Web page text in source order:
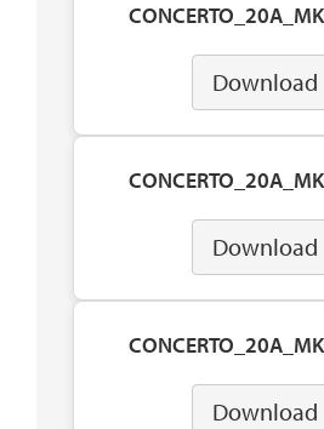
Download
Download
Download